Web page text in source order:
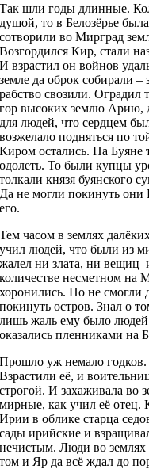
Так шли годы длинные.
душой, то в Белозёрье
сотворили во Мирград
Возгордился Кир, стали
И взрастил он войнов
земле да оброк собирали –
рабство свозили.
гор высоких землю Арию,
для людей, что сердцем
возжелало подняться по
Киром остались. На Буяне
одолеть. То были купцы
толкали князя буянского
Да не могли покинуть они
его.
Тем часом в землях
учил людей, что были из
жалел ни злата, ни
количестве несметном на
хоронились. Но не смогли
покинуть остров. Знал о
лишь жаль ему было людей
оказались пленниками на
Прошло уж немало
Взрастили её, и
строгой. И захаживала во
мирные, как учил её отец.
Ирии в облике старца
сады ирийские и
нечистым. Люди во землях
том и Яр да всё ждал до